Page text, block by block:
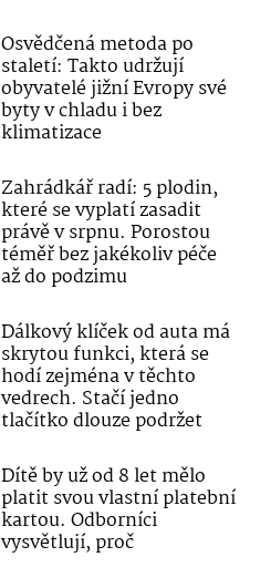
Osvědčená metoda po
staletí: Takto udržují
obyvatelé jižní Evropy své
byty v chladu i bez
klimatizace
Zahrádkář radí: 5 plodin,
které se vyplatí zasadit
právě v srpnu. Porostou
téměř bez jakékoliv péče
až do podzimu
Dálkový klíček od auta má
skrytou funkci, která se
hodí zejména v těchto
vedrech. Stačí jedno
tlačítko dlouze podržet
Dítě by už od 8 let mělo
platit svou vlastní platební
kartou. Odborníci
vysvětlují, proč